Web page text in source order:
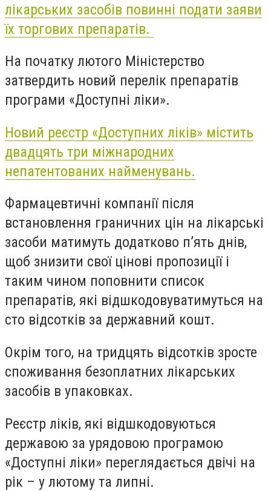
лікарських засобів повинні подати заяви
їх торгових препаратів.
На початку лютого Міністерство
затвердить новий перелік препаратів
програми «Доступні ліки».
Новий реєстр «Доступних ліків» містить
двадцять три міжнародних
непатентованих найменувань.
Фармацевтичні компанії після
встановлення граничних цін на лікарські
засоби матимуть додатково п’ять днів,
щоб знизити свої цінові пропозиції і
таким чином поповнити список
препаратів, які відшкодовуватимуться на
сто відсотків за державний кошт.
Окрім того, на тридцять відсотків зросте
споживання безоплатних лікарських
засобів в упаковках.
Реєстр ліків, які відшкодовуються
державою за урядовою програмою
«Доступні ліки» переглядається двічі на
рік – у лютому та липні.